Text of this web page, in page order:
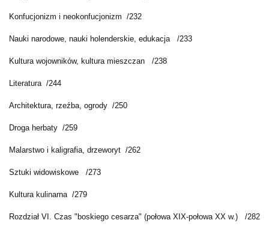
Konfucjonizm i neokonfucjonizm /232
Nauki narodowe, nauki holenderskie, edukacja /233
Kultura wojowników, kultura mieszczan /238
Literatura /244
Architektura, rzeźba, ogrody /250
Droga herbaty /259
Malarstwo i kaligrafia, drzeworyt /262
Sztuki widowiskowe /273
Kultura kulinarna /279
Rozdział VI. Czas "boskiego cesarza" (połowa XIX-połowa XX w.) /282